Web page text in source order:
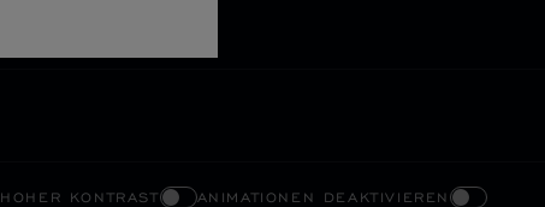
HOHER KONTRAST ANIMATIONEN DEAKTIVIEREN